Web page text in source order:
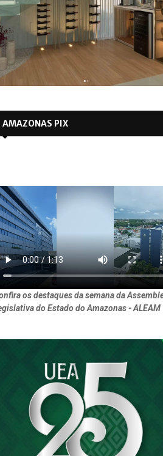
AMAZONAS PIX
os destaques da semana da
do Estado do Amazonas - ALEAM